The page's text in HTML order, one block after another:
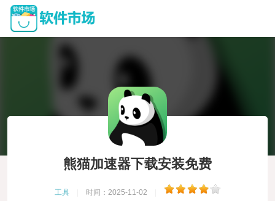
熊猫加速器下载安装免费
工具 时间：2025-11-02